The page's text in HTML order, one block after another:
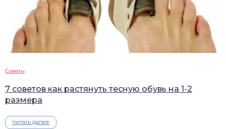
Советы
7 советов как растянуть тесную обувь на 1-2
размера
Читать далее